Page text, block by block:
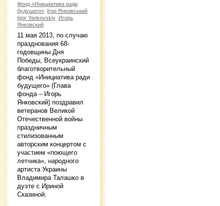
Фонд «Инициатива ради
будущего» Ігор Янковський
Igor Yankovskiy Игорь
Янковский
11 мая 2013, по случаю
празднования 68-
годовщины Дня
Победы, Всеукраинский
благотворительный
фонд «Инициатива ради
будущего» (Глава
фонда – Игорь
Янковский) поздравил
ветеранов Великой
Отечественной войны
праздничным
стилизованным
авторским концертом с
участием «поющего
летчика», народного
артиста Украины
Владимира Талашко в
дуэте с Ириной
Сказиной.